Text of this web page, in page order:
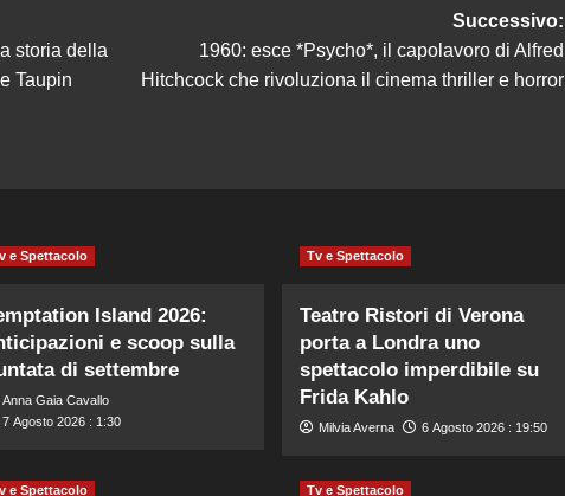
storia della
Taupin
Successivo:
1960: esce *Psycho*, il capolavoro di Alfred
Hitchcock che rivoluziona il cinema thriller e horror
e Spettacolo
Island 2026:
e scoop sulla
di settembre
Anna Gaia Cavallo
7 Agosto 2026 : 1:30
Tv e Spettacolo
Teatro Ristori di Verona
porta a Londra uno
spettacolo imperdibile su
Frida Kahlo
Milvia Averna 6 Agosto 2026 : 19:50
e Spettacolo Tv e Spettacolo